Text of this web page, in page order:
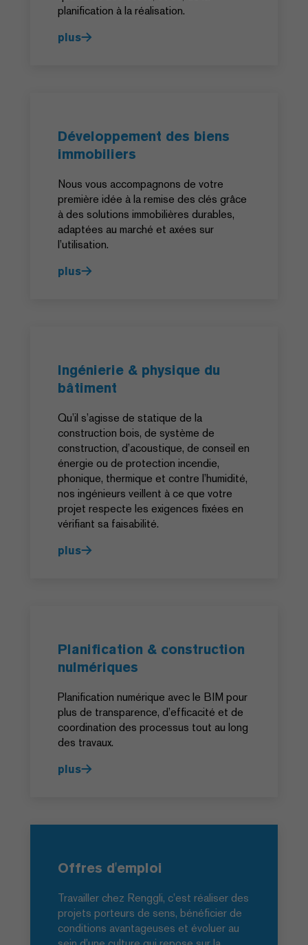
planification à la réalisation.
plus
Développement des biens
immobiliers
Nous vous accompagnons de votre
première idée à la remise des clés grâce
à des solutions immobilières durables,
adaptées au marché et axées sur
l’utilisation.
plus
Ingénierie & physique du
bâtiment
Qu’il s’agisse de statique de la
construction bois, de système de
construction, d’acoustique, de conseil en
énergie ou de protection incendie,
phonique, thermique et contre l’humidité,
nos ingénieurs veillent à ce que votre
projet respecte les exigences fixées en
vérifiant sa faisabilité.
plus
Planification & construction
nulmériques
Planification numérique avec le BIM pour
plus de transparence, d’efficacité et de
coordination des processus tout au long
des travaux.
plus
Offres d'emploi
Travailler chez Renggli, c’est réaliser des
projets porteurs de sens, bénéficier de
conditions avantageuses et évoluer au